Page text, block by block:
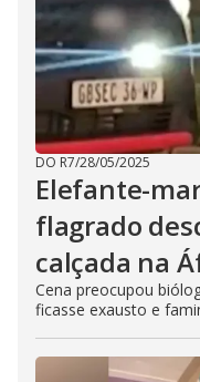
DO R7/28/05/2025
Elefante-
flagrado
calçada na
Cena preocupou
ficasse exausto e